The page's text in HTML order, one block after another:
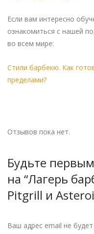
Если вам интересно
ознакомиться с нашей
во всем мире:
Стили барбекю. Как
пределами?
Отзывов пока нет.
Будьте
на “Лагерь
Pitgrill и
Ваш адрес email не